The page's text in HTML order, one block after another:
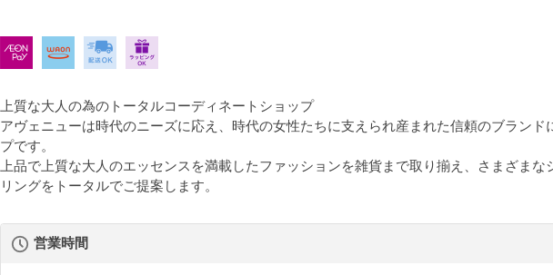
上質な大人の為のトータルコーディネートショップ
アヴェニューは時代のニーズに応え、時代の女性たちに支えられ産まれた信頼のブランド
プです。
上品で上質な大人のエッセンスを満載したファッションを雑貨まで取り揃え、さまざまな
リングをトータルでご提案します。
営業時間